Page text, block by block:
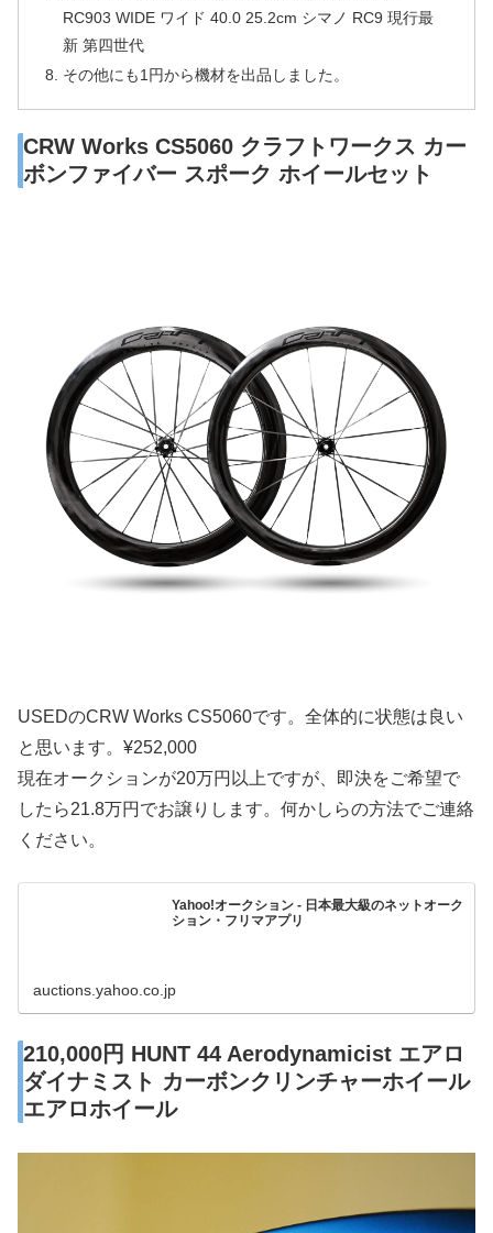
RC903 WIDE ワイド 40.0 25.2cm シマノ RC9 現行最
新 第四世代
その他にも1円から機材を出品しました。
CRW Works CS5060 クラフトワークス カー
ボンファイバー スポーク ホイールセット
USEDのCRW Works CS5060です。全体的に状態は良い
と思います。¥252,000
現在オークションが20万円以上ですが、即決をご希望で
したら21.8万円でお譲りします。何かしらの方法でご連絡
ください。
Yahoo!オークション - 日本最大級のネットオーク
ション・フリマアプリ
auctions.yahoo.co.jp
210,000円 HUNT 44 Aerodynamicist エアロ
ダイナミスト カーボンクリンチャーホイール
エアロホイール